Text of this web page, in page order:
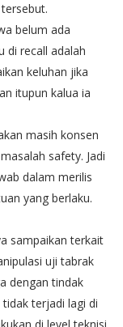
belum ada
di recall adalah
keluhan jika
itupun kalua ia
masih konsen
safety. Jadi
dalam merilis
yang berlaku.
sampaikan terkait
uji tabrak
dengan tindak
terjadi lagi di